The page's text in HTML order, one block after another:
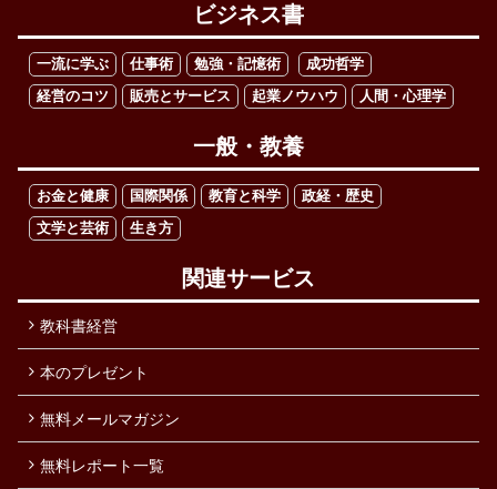
ビジネス書
一流に学ぶ 仕事術 勉強・記憶術
成功哲学
経営のコツ
販売とサービス 起業ノウハウ 人間・心理学
一般・教養
お金と健康 国際関係 教育と科学
政経・歴史
文学と芸術
生き方
関連サービス
教科書経営
本のプレゼント
無料メールマガジン
無料レポート一覧